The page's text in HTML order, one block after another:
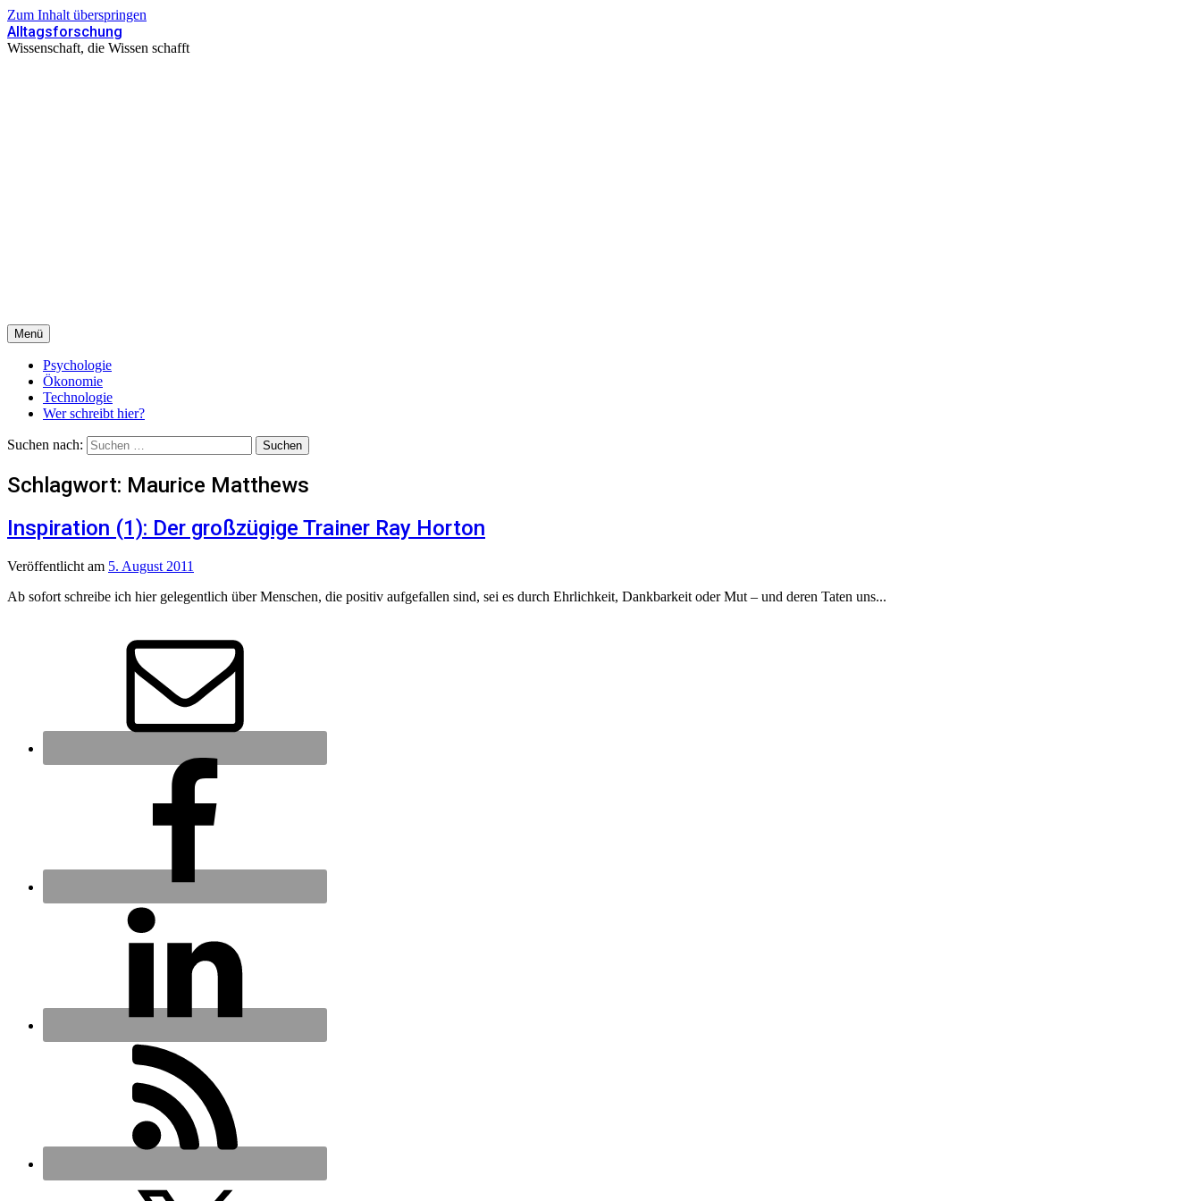
Zum Inhalt überspringen
Alltagsforschung
Wissenschaft, die Wissen schafft
Menü
Psychologie
Ökonomie
Technologie
Wer schreibt hier?
Suchen nach:
Schlagwort: Maurice Matthews
Inspiration (1): Der großzügige Trainer Ray Horton
Veröffentlicht am 5. August 2011
Ab sofort schreibe ich hier gelegentlich über Menschen, die positiv aufgefallen sind, sei es durch Ehrlichkeit, Dankbarkeit oder Mut – und deren Taten uns...